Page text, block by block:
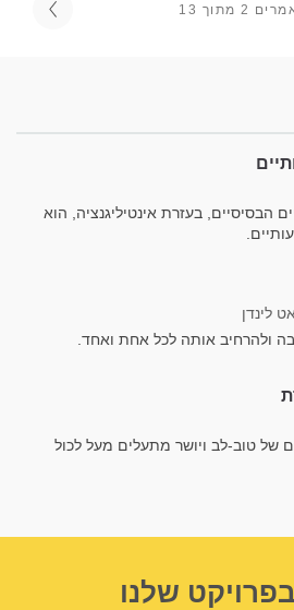
2 מתוך 13
הבסיסיים, בעזרת אינטיליגנציה, הוא
לינדן
ולהרחיב אותה לכל אחת ואחד.
של טוב-לב ויושר מתעלים מעל לכול
שלנו